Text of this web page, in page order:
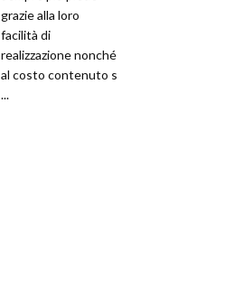
grazie alla loro
facilità di
realizzazione nonché
al costo contenuto s
...